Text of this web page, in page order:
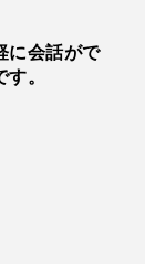
に会話がで
。